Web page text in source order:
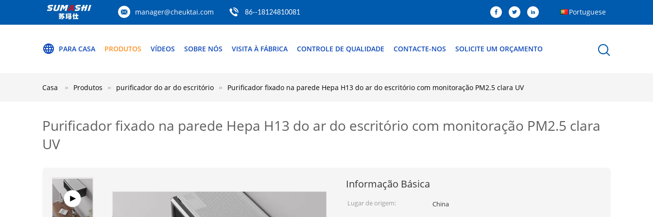
manager@cheuktai.com 86--18124810081 Portuguese
PARA CASA PRODUTOS VÍDEOS SOBRE NÓS VISITA À FÁBRICA CONTROLE DE QUALIDADE CONTACTE-NOS SOLICITE UM ORÇAMENTO
Casa Produtos purificador do ar do escritório Purificador fixado na parede Hepa H13 do ar do escritório com monitoração PM2.5 clara UV
Purificador fixado na parede Hepa H13 do ar do escritório com monitoração PM2.5 clara
UV
Informação Básica
Lugar de origem:
China